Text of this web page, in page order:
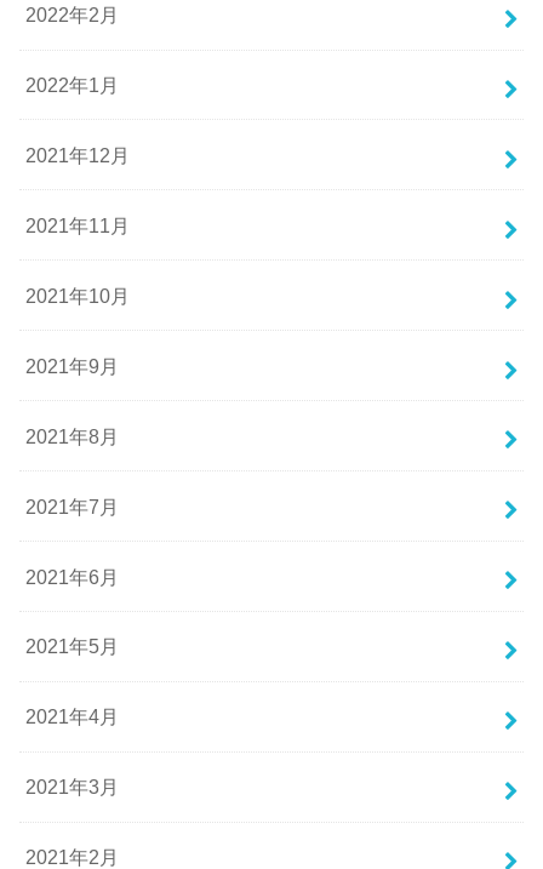
2022年2月
2022年1月
2021年12月
2021年11月
2021年10月
2021年9月
2021年8月
2021年7月
2021年6月
2021年5月
2021年4月
2021年3月
2021年2月